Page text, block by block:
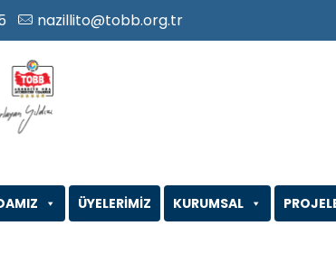
nazillito@tobb.org.tr
ÜYELERİMİZ KURUMSAL